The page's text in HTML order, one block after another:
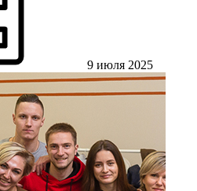
9 июля 2025